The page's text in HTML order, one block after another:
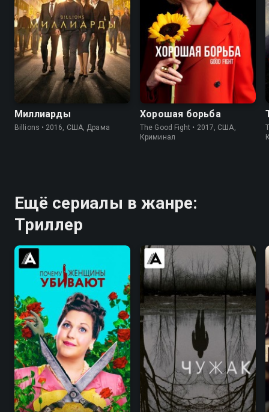
8.4 8.3
Миллиарды
Billions • 2016, США, Драма
7.9 8.3
Хорошая борьба
The Good Fight • 2017, США,
Криминал
Ещё сериалы в жанре:
Триллер
8.3 8.3 7.2 7.6